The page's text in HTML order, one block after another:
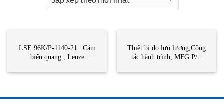
LSE 96K/P-1140-21 ǀ Cảm
biến quang , Leuze
Thiết bị đo lưu lượng,Công
tắc hành trình, MFG P/N
Instrument Vietnam,STC